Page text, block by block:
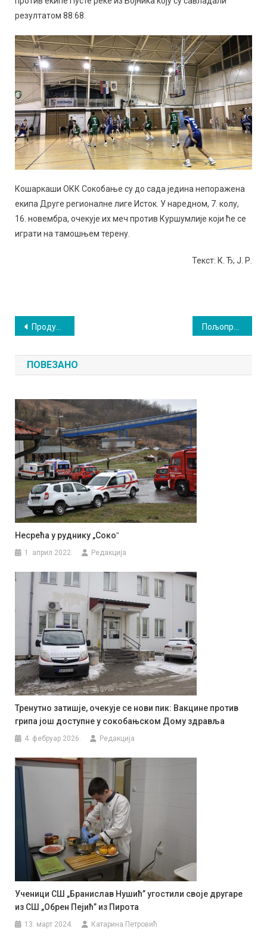
резултатом 88:68.
Кошаркаши ОКК Сокобање су до сада једина непоражена
екипа Друге регионалне лиге Исток. У наредном, 7. колу,
16. новембра, очекује их меч против Куршумлије који ће се
играти на тамошњем терену.
Текст: К. Ђ; Ј. Р.
Кретање
чланка
Продужен рок за јефтинији дизел: Потребно регистровано газдинство и агро картица
ПОВЕЗАНО
Несрећа у руднику „Сокоˮ
1. април 2022. Редакција
Тренутно затишје, очекује се нови пик: Вакцине против
грипа још доступне у сокобањском Дому здравља
4. фебруар 2026. Редакција
Ученици СШ „Бранислав Нушић” угостили своје другаре
из СШ „Обрен Пејић” из Пирота
13. март 2024. Катарина Петровић